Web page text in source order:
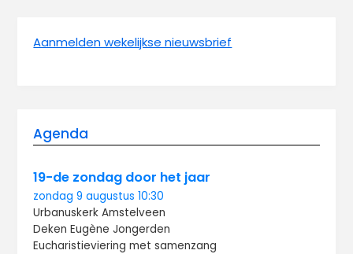
Aanmelden wekelijkse nieuwsbrief
Agenda
19-de zondag door het jaar
zondag 9 augustus10:30
Urbanuskerk Amstelveen
Deken Eugène Jongerden
Eucharistieviering met samenzang